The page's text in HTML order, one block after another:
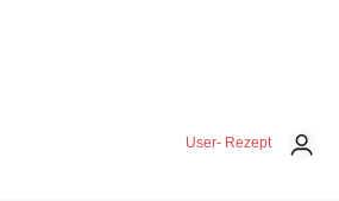
User- Rezept